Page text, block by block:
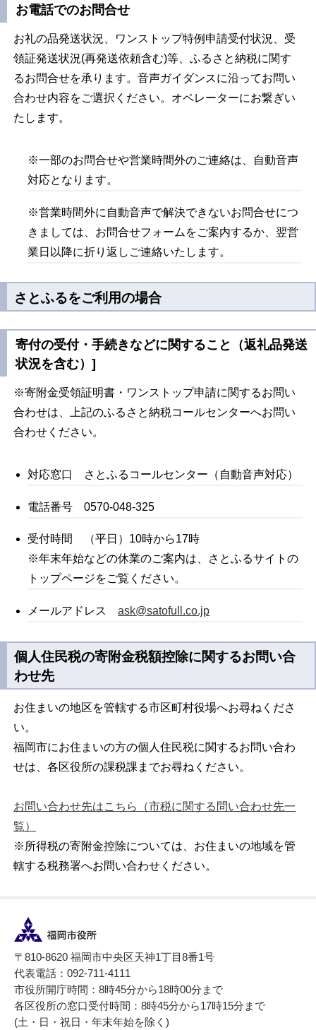
お電話でのお問合せ
お礼の品発送状況、ワンストップ特例申請受付状況、受
領証発送状況(再発送依頼含む)等、ふるさと納税に関す
るお問合せを承ります。音声ガイダンスに沿ってお問い
合わせ内容をご選択ください。オペレーターにお繋ぎい
たします。
※一部のお問合せや営業時間外のご連絡は、自動音声
対応となります。
※営業時間外に自動音声で解決できないお問合せにつ
きましては、お問合せフォームをご案内するか、翌営
業日以降に折り返しご連絡いたします。
さとふるをご利用の場合
寄付の受付・手続きなどに関すること（返礼品発送
状況を含む）]
※寄附金受領証明書・ワンストップ申請に関するお問い
合わせは、上記のふるさと納税コールセンターへお問い
合わせください。
対応窓口 さとふるコールセンター（自動音声対応）
電話番号 0570-048-325
受付時間 （平日）10時から17時
※年末年始などの休業のご案内は、さとふるサイトの
トップページをご覧ください。
メールアドレスask@satofull.co.jp
個人住民税の寄附金税額控除に関するお問い合
わせ先
お住まいの地区を管轄する市区町村役場へお尋ねくださ
い。
福岡市にお住まいの方の個人住民税に関するお問い合わ
せは、各区役所の課税課までお尋ねください。
お問い合わせ先はこちら（市税に関する問い合わせ先一
覧）
※所得税の寄附金控除については、お住まいの地域を管
轄する税務署へお問い合わせください。
〒810-8620 福岡市中央区天神1丁目8番1号
代表電話：092-711-4111
市役所開庁時間：8時45分から18時00分まで
各区役所の窓口受付時間：8時45分から17時15分まで
(土・日・祝日・年末年始を除く)